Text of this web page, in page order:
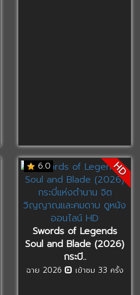
6.0 HD
Swords of Legends
Soul and Blade (2026)
กระบี..
ฉาย 2026 เข้าชม 33 ครั้ง